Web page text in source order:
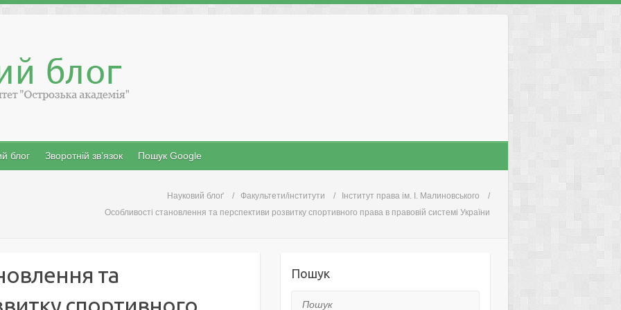
блог Зворотній зв’язок Пошук Google
Науковий блоґ Факультети/інститути
Інститут права ім. І. Малиновського
Особливості становлення та перспективи розвитку спортивного права в правовій системі України
та
Пошук
Пошук